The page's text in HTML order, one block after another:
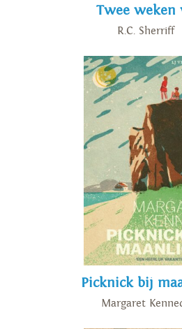
Twee weken
R.C. Sherriff
Picknick bij
Margaret